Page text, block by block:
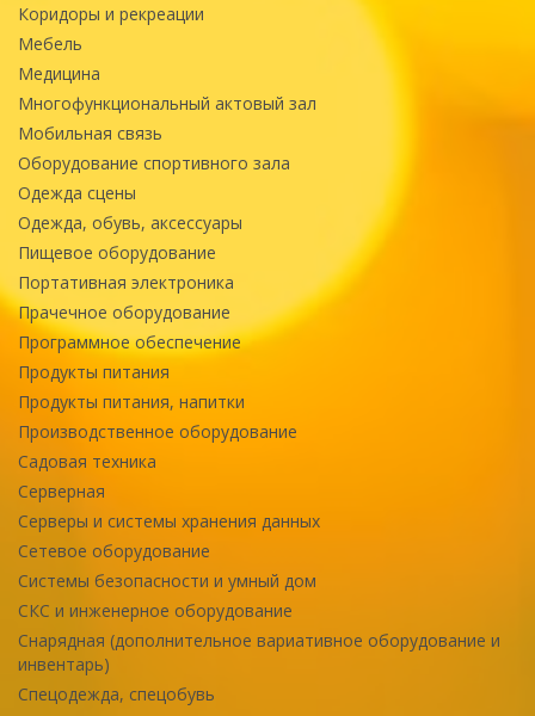
Коридоры и рекреации
Мебель
Медицина
Многофункциональный актовый зал
Мобильная связь
Оборудование спортивного зала
Одежда сцены
Одежда, обувь, аксессуары
Пищевое оборудование
Портативная электроника
Прачечное оборудование
Программное обеспечение
Продукты питания
Продукты питания, напитки
Производственное оборудование
Садовая техника
Серверная
Серверы и системы хранения данных
Сетевое оборудование
Системы безопасности и умный дом
СКС и инженерное оборудование
Снарядная (дополнительное вариативное оборудование и
инвентарь)
Спецодежда, спецобувь